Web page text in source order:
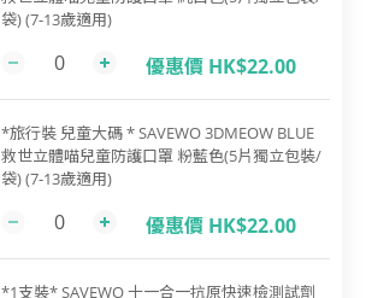
袋) (7-13歲適用)
優惠價 HK$22.00
*旅行裝 兒童大碼 * SAVEWO 3DMEOW BLUE
救世立體喵兒童防護口罩 粉藍色(5片獨立包裝/
袋) (7-13歲適用)
優惠價 HK$22.00
*1支裝* SAVEWO 十一合一抗原快速檢測試劑